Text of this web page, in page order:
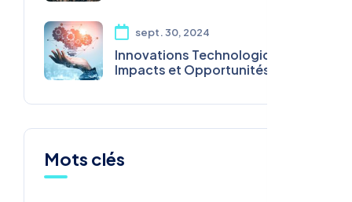
sept. 30, 2024
Innovations Technologiques :
Impacts et Opportunités pour
Mots clés